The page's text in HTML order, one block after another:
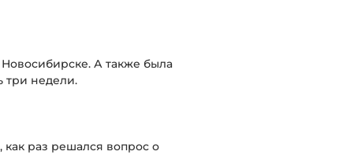
А также была
три недели.
раз решался вопрос о